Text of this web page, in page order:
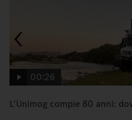
00:26
L'Unimog compie 80 anni: